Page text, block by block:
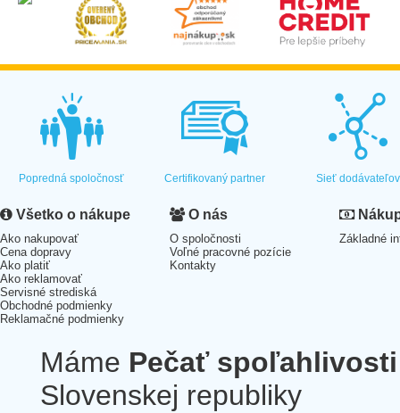
Popredná spoločnosť Certifikovaný partner Sieť dodávateľov
Všetko o nákupe
Ako nakupovať
Cena dopravy
Ako platiť
Ako reklamovať
Servisné strediská
Obchodné podmienky
Reklamačné podmienky
O nás
O spoločnosti
Voľné pracovné pozície
Kontakty
Základné
Máme Pečať spoľahlivosti
Slovenskej republiky